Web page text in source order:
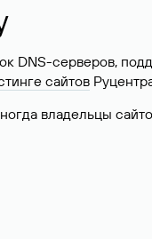
DNS-серверов,
сайтов
владельцы